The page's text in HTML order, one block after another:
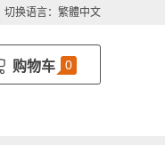
切换语言： 繁體中文
购物车 0